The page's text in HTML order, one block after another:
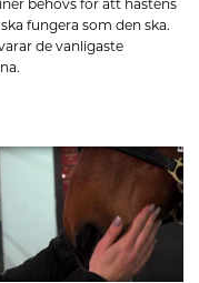
behövs för att hästens
fungera som den ska.
de vanligaste